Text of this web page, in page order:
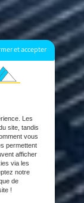
et accepter
Les
site, tandis
vous
permettent
afficher
via les
notre
de
!